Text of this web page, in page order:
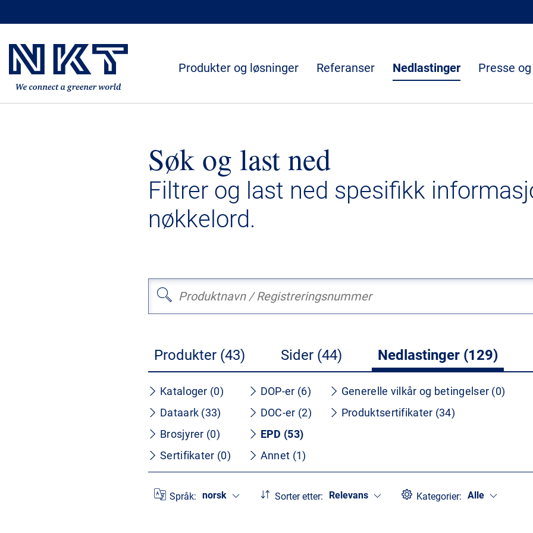
Produkter og løsninger Referanser Nedlastinger Presse
Søk og last ned
Filtrer og last ned spesifikk
nøkkelord.
Produkter (43) Sider (44) Nedlastinger (129)
Kataloger (0)
Dataark (33)
Brosjyrer (0)
Sertifikater (0)
DOP-er (6)
DOC-er (2)
EPD (53)
Annet (1)
Generelle vilkår og betingelser (0)
Produktsertifikater (34)
Språk: norsk Sorter etter: Relevans Kategorier: Alle